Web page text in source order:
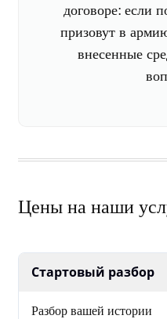
договоре: если
призовут в
внесенные
Цены на наши
Стартовый разбор
Разбор вашей истории